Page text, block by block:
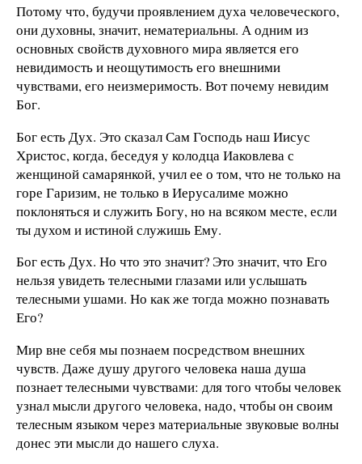
Потому что, будучи проявлением духа человеческого,
они духовны, значит, нематериальны. А одним из
основных свойств духовного мира является его
невидимость и неощутимость его внешними
чувствами, его неизмеримость. Вот почему невидим
Бог.
Бог есть Дух. Это сказал Сам Господь наш Иисус
Христос, когда, беседуя у колодца Иаковлева с
женщиной самарянкой, учил ее о том, что не только на
горе Гаризим, не только в Иерусалиме можно
поклоняться и служить Богу, но на всяком месте, если
ты духом и истиной служишь Ему.
Бог есть Дух. Но что это значит? Это значит, что Его
нельзя увидеть телесными глазами или услышать
телесными ушами. Но как же тогда можно познавать
Его?
Мир вне себя мы познаем посредством внешних
чувств. Даже душу другого человека наша душа
познает телесными чувствами: для того чтобы человек
узнал мысли другого человека, надо, чтобы он своим
телесным языком через материальные звуковые волны
донес эти мысли до нашего слуха.